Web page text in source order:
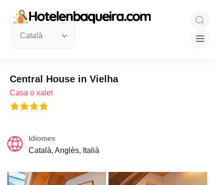
Central House in Vielha
Casa o xalet
Idiomes
Català, Anglès, Italià